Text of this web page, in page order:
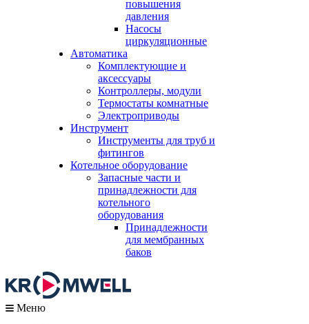
повышения
давления
Насосы
циркуляционные
Автоматика
Комплектующие и
аксессуары
Контроллеры, модули
Термостаты комнатные
Электроприводы
Инструмент
Инструменты для труб и
фитингов
Котельное оборудование
Запасные части и
принадлежности для
котельного
оборудования
Принадлежности
для мембранных
баков
Меню